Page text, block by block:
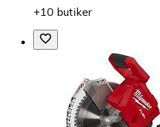
+10 butiker